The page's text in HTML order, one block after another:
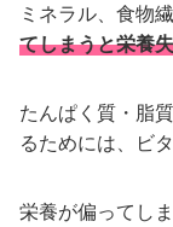
ミネラル、食物
てしまうと栄養
たんぱく質・脂
るためには、ビ
栄養が偏ってし